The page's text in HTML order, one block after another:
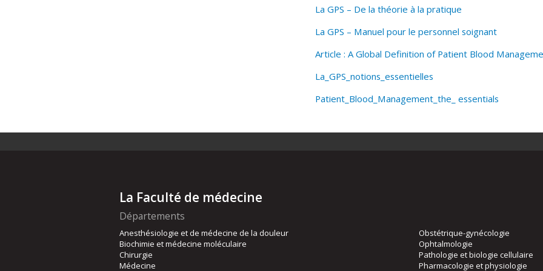
La GPS – De la théorie à la pratique
La GPS – Manuel pour le personnel soignant
Article : A Global Definition of Patient Blood
La_GPS_notions_essentielles
Patient_Blood_Management_the_ essentials
La Faculté de médecine
Départements
Anesthésiologie et de médecine de la douleur
Biochimie et médecine moléculaire
Chirurgie
Médecine
Obstétrique-gynécologie
Ophtalmologie
Pathologie et biologie cellulaire
Pharmacologie et physiologie